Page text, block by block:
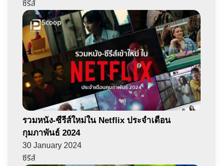
ซีรีส์
รวมหนัง-ซีรีส์ใหม่ใน Netflix ประจำเดือน
กุมภาพันธ์ 2024
30 January 2024
ซีรีส์